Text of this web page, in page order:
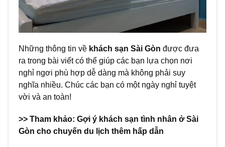
Những thông tin về khách sạn Sài Gòn được đưa
ra trong bài viết có thể giúp các bạn lựa chọn nơi
nghỉ ngơi phù hợp dễ dàng mà không phải suy
nghĩa nhiều. Chúc các bạn có một ngày nghỉ tuyệt
vời và an toàn!
>> Tham khảo: Gợi ý khách sạn tình nhân ở Sài
Gòn cho chuyến du lịch thêm hấp dẫn